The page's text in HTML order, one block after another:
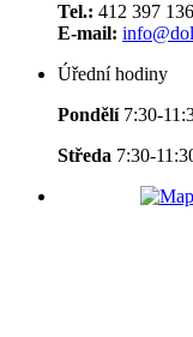
Tel.: 412 397
E-mail:
Úřední hodiny
Pondělí 7:30-
Středa 7:30-